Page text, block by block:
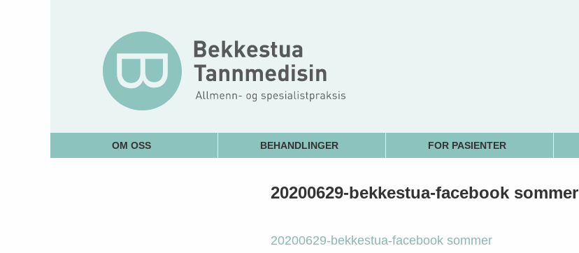
OM OSS BEHANDLINGER FOR PASIENTER
20200629-bekkestua-facebook sommer
20200629-bekkestua-facebook sommer